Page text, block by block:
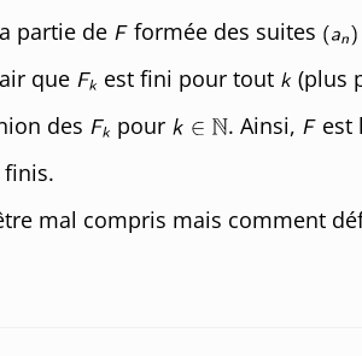
partie de formée des suites
que
est fini pour tout (plus
des pour . Ainsi,
est
finis.
mal compris mais comment